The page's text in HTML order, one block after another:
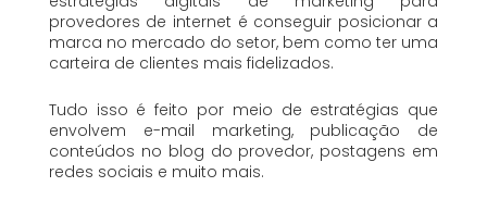
provedores de internet é conseguir posicionar a
marca no mercado do setor, bem como ter uma
carteira de clientes mais fidelizados.
Tudo isso é feito por meio de estratégias que
envolvem e-mail marketing, publicação de
conteúdos no blog do provedor, postagens em
redes sociais e muito mais.